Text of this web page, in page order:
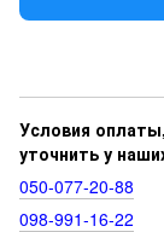
Условия
уточнить у
050‑077‑20‑88
098‑991‑16‑22